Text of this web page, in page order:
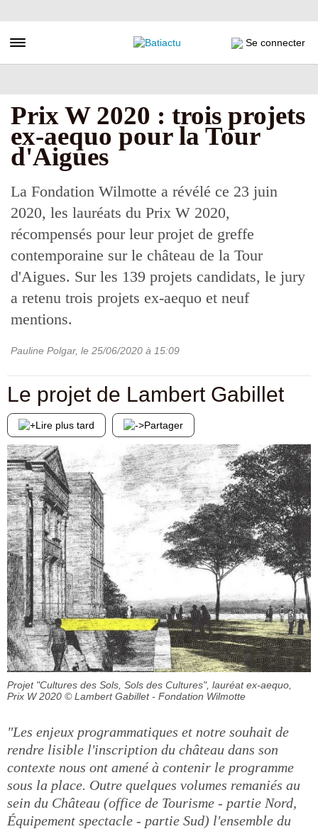
au
principal
Toggle navigation Se connecter
Prix W 2020 : trois projets
ex-aequo pour la Tour
d'Aigues
La Fondation Wilmotte a révélé ce 23 juin
2020, les lauréats du Prix W 2020,
récompensés pour leur projet de greffe
contemporaine sur le château de la Tour
d'Aigues. Sur les 139 projets candidats, le jury
a retenu trois projets ex-aequo et neuf
mentions.
Pauline Polgar, le 25/06/2020 à 15:09
Le projet de Lambert Gabillet
Lire plus tard Partager
Projet "Cultures des Sols, Sols des Cultures", lauréat ex-aequo,
Prix W 2020 © Lambert Gabillet - Fondation Wilmotte
"Les enjeux programmatiques et notre souhait de
rendre lisible l'inscription du château dans son
contexte nous ont amené à contenir le programme
sous la place. Outre quelques volumes remaniés au
sein du Château (office de Tourisme - partie Nord,
Équipement spectacle - partie Sud) l'ensemble du